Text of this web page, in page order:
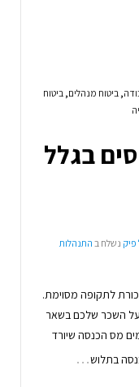
, ביטוח מנהלים, ביטוח
בגלל
פיק נשלח ב התנהלות
לתקופה מסוימת.
השכר שלכם בשאר
מס הכנסה שיורד
בתלוש…